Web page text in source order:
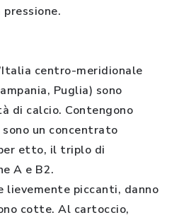
centro-meridionale
Puglia) sono
di calcio. Contengono
un concentrato
etto, il triplo di
A e B2.
lievemente piccanti, danno
cotte. Al cartoccio,